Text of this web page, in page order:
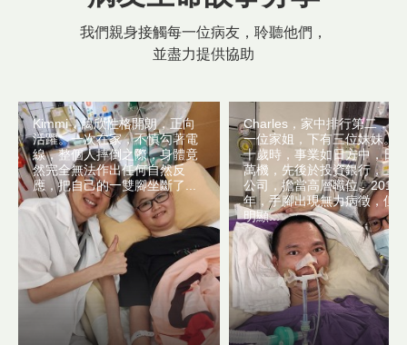
我們親身接觸每一位病友，聆聽他們，
並盡力提供協助
Kimmi，藹欣性格開朗，正向
活躍。一次在家，不慎勾著電
線，整個人摔倒之際，身體竟
然完全無法作出任何自然反
應，把自己的一雙腳坐斷了...
Charles，家中排行第二，上
一位家姐，下有三位妹妹。
十歲時，事業如日方中，日
萬機，先後於投資銀行，上
公司，擔當高層職位。2016
年，手腳出現無力病徵，但
明顯...